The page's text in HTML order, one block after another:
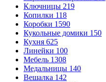
Ключницы 219
Копилки 118
Коробки 1590
Кукольные домики 150
Кухня 625
Линейки 100
Мебель 1308
Медальницы 140
Вешалка 142